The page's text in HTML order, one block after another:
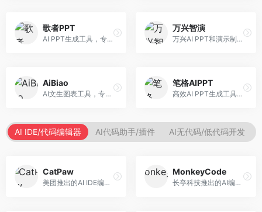
歌者PPT
AI PPT生成工具，专注于演示文稿智能创作。面向职场人士，支持主题输入、内容生成、设计美化等功能，PPT制作效率高。
万兴智演
万兴AI PPT和演示制作软件，整合视频演示功能。面向职场人士和教育工作者，提供PPT生成、演示录制、视频制作等服务，演示功能完善。
AiBiao
AI文生图表工具，专注于数据可视化展示。面向数据分析师和职场人士，提供图表生成、数据可视化、PPT嵌入等服务，数据展示专业。
笔格AIPPT
高效AI PPT生成工具，专注于演示文稿智能创作。面向职场人士，支持主题输入、内容生成、设计美化等功能，PPT制作效率高。
AI IDE/代码编辑器 AI代码助手/插件 AI无代码/低代码开发
CatPaw
美团推出的AI IDE编程工具，专注于本地开发生态。面向开发者，提供智能代码补全、代码生成、项目管理等服务，本地开发体验好。
MonkeyCode
长亭科技推出的AI编程助手，专注于安全开发。面向开发者，提供代码生成、安全检测、漏洞修复等服务，安全开发能力强。